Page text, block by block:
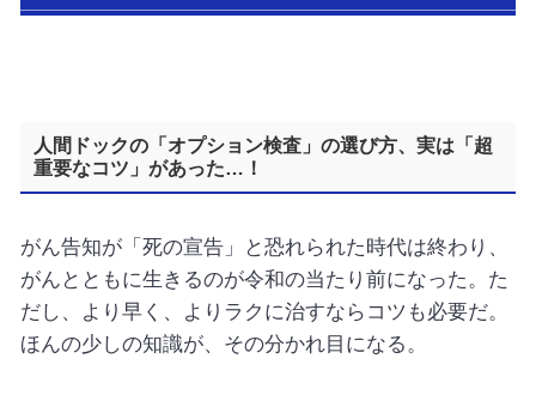
人間ドックの「オプション検査」の選び方、実は「超
重要なコツ」があった…！
がん告知が「死の宣告」と恐れられた時代は終わり、
がんとともに生きるのが令和の当たり前になった。た
だし、より早く、よりラクに治すならコツも必要だ。
ほんの少しの知識が、その分かれ目になる。